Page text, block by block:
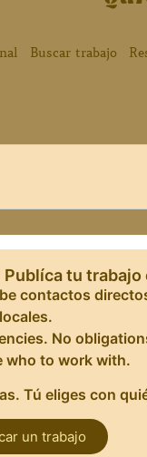
Buscar trabajo
tu trabajo
contactos
locales.
No
who to work with.
Tú eliges con
un trabajo